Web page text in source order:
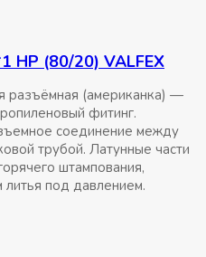
НР (80/20) VALFEX
разъёмная (американка) —
фитинг.
соединение между
трубой. Латунные части
штампования,
под давлением.